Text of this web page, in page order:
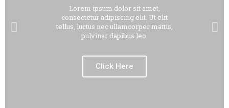
Lorem ipsum dolor sit amet,
consectetur adipiscing elit. Ut elit
tellus, luctus nec ullamcorper mattis,
pulvinar dapibus leo.
Click Here